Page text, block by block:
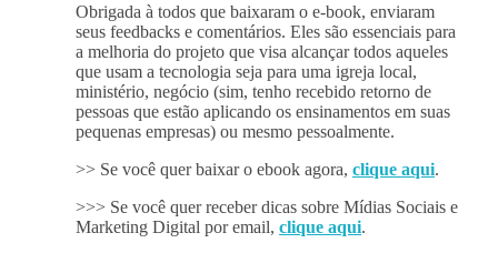
Obrigada à todos que baixaram o e-book, enviaram
seus feedbacks e comentários. Eles são essenciais para
a melhoria do projeto que visa alcançar todos aqueles
que usam a tecnologia seja para uma igreja local,
ministério, negócio (sim, tenho recebido retorno de
pessoas que estão aplicando os ensinamentos em suas
pequenas empresas) ou mesmo pessoalmente.
>> Se você quer baixar o ebook agora, clique aqui.
>>> Se você quer receber dicas sobre Mídias Sociais e
Marketing Digital por email, clique aqui.